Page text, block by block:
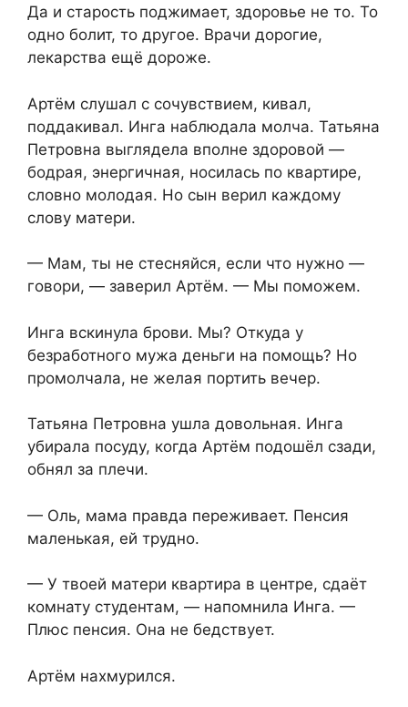
Да и старость поджимает, здоровье не то. То
одно болит, то другое. Врачи дорогие,
лекарства ещё дороже.
Артём слушал с сочувствием, кивал,
поддакивал. Инга наблюдала молча. Татьяна
Петровна выглядела вполне здоровой —
бодрая, энергичная, носилась по квартире,
словно молодая. Но сын верил каждому
слову матери.
— Мам, ты не стесняйся, если что нужно —
говори, — заверил Артём. — Мы поможем.
Инга вскинула брови. Мы? Откуда у
безработного мужа деньги на помощь? Но
промолчала, не желая портить вечер.
Татьяна Петровна ушла довольная. Инга
убирала посуду, когда Артём подошёл сзади,
обнял за плечи.
— Оль, мама правда переживает. Пенсия
маленькая, ей трудно.
— У твоей матери квартира в центре, сдаёт
комнату студентам, — напомнила Инга. —
Плюс пенсия. Она не бедствует.
Артём нахмурился.